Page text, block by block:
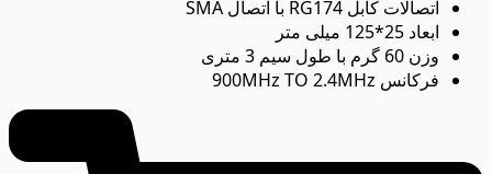
اتصالات کابل RG174 با اتصال SMA
ابعاد 25*125 میلی متر
وزن 60 گرم با طول سیم 3 متری
فرکانس 900MHz TO 2.4MHz